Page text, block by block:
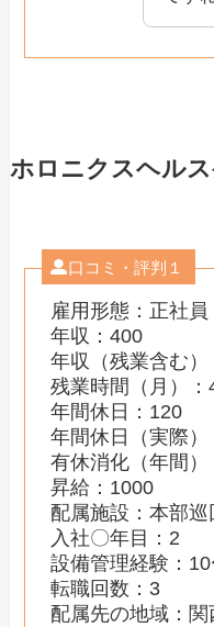
ホロニクスヘル
口コミ・評判１
雇用形態：正社員
年収：400
年収（残業含む
残業時間（月）：
年間休日：120
年間休日（実際）
有休消化（年間）
昇給：1000
配属施設：本部巡
入社〇年目：2
設備管理経験：10
転職回数：3
配属先の地域：関